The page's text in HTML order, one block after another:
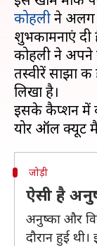
कोहलीने अलग
शुभकामनाएं दी
कोहली ने अपने
तस्वीरें साझा
लिखा है।
इसके कैप्शन में
जोड़ी
ऐसी है
अनुष्का और
दौरान हुई